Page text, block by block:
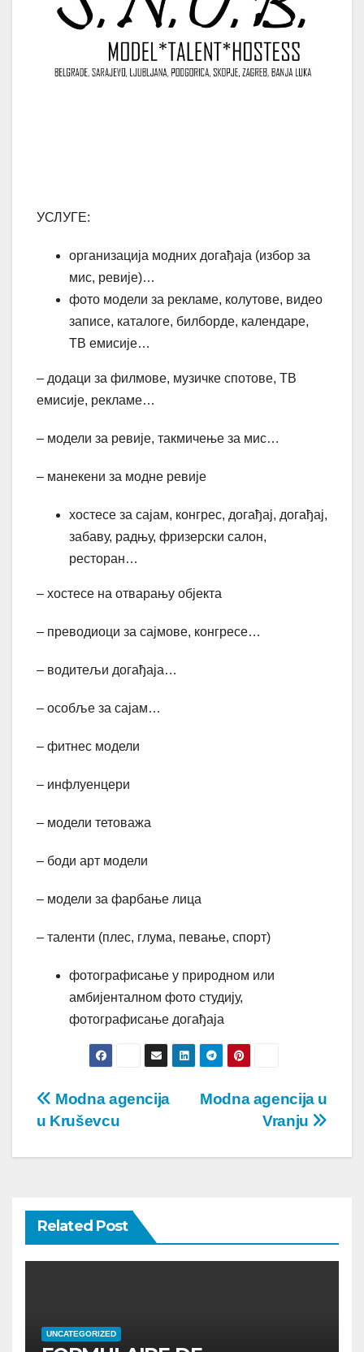
УСЛУГЕ:
организација модних догађаја (избор за
мис, ревије)…
фото модели за рекламе, колутове, видео
записе, каталоге, билборде, календаре,
ТВ емисије…
– додаци за филмове, музичке спотове, ТВ
емисије, рекламе…
– модели за ревије, такмичење за мис…
– манекени за модне ревије
хостесе за сајам, конгрес, догађај, догађај,
забаву, радњу, фризерски салон,
ресторан…
– хостесе на отварању објекта
– преводиоци за сајмове, конгресе…
– водитељи догађаја…
– особље за сајам…
– фитнес модели
– инфлуенцери
– модели тетоважа
– боди арт модели
– модели за фарбање лица
– таленти (плес, глума, певање, спорт)
фотографисање у природном или
амбијенталном фото студију,
фотографисање догађаја
Post
Modna agencija u
Vranju
Modna agencija
u Kruševcu
Related Post
UNCATEGORIZED